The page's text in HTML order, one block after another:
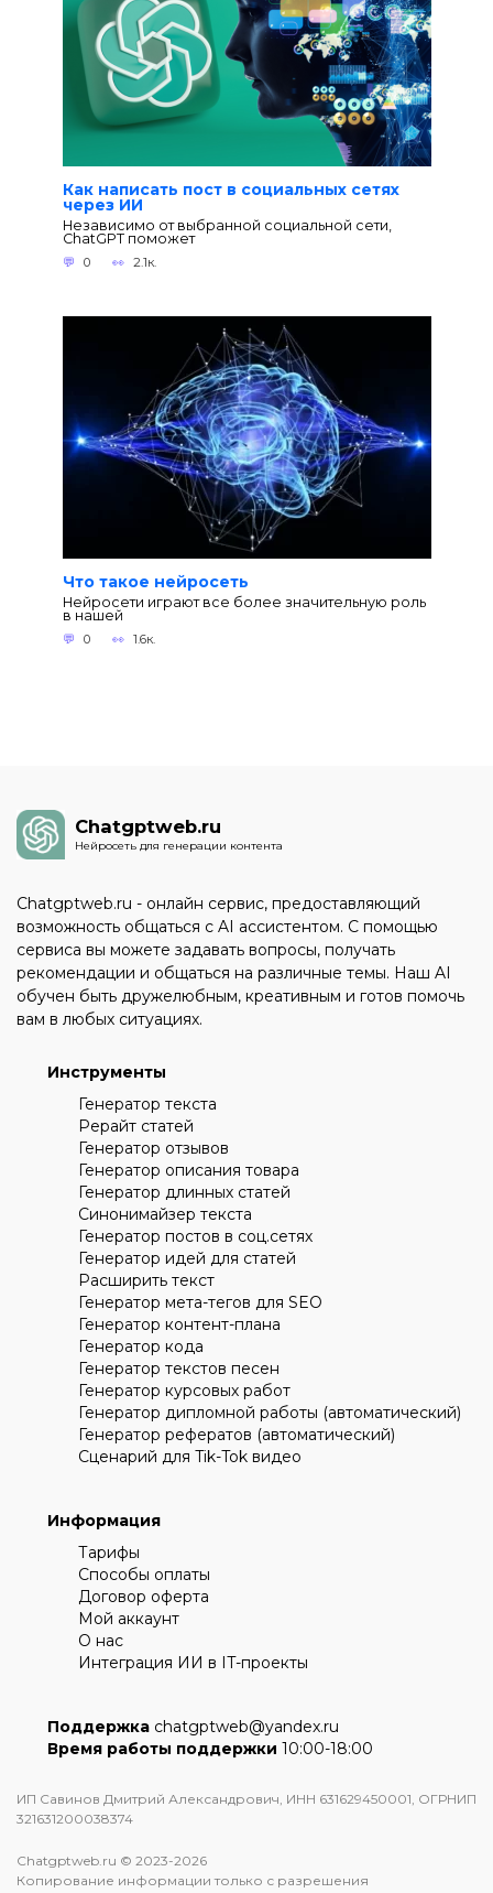
Как написать пост в социальных сетях
через ИИ
Независимо от выбранной социальной сети,
ChatGPT поможет
0 2.1к.
Что такое нейросеть
Нейросети играют все более значительную роль
в нашей
0 1.6к.
Chatgptweb.ru
Нейросеть для генерации контента
Chatgptweb.ru - онлайн сервис, предоставляющий
возможность общаться с AI ассистентом. С помощью
сервиса вы можете задавать вопросы, получать
рекомендации и общаться на различные темы. Наш AI
обучен быть дружелюбным, креативным и готов помочь
вам в любых ситуациях.
Инструменты
Генератор текста
Рерайт статей
Генератор отзывов
Генератор описания товара
Генератор длинных статей
Синонимайзер текста
Генератор постов в соц.сетях
Генератор идей для статей
Расширить текст
Генератор мета-тегов для SEO
Генератор контент-плана
Генератор кода
Генератор текстов песен
Генератор курсовых работ
Генератор дипломной работы (автоматический)
Генератор рефератов (автоматический)
Сценарий для Tik-Tok видео
Информация
Тарифы
Способы оплаты
Договор оферта
Мой аккаунт
О нас
Интеграция ИИ в IT-проекты
Поддержка chatgptweb@yandex.ru
Время работы поддержки 10:00-18:00
ИП Савинов Дмитрий Александрович, ИНН 631629450001, ОГРНИП
321631200038374
Chatgptweb.ru © 2023-2026
Копирование информации только с разрешения